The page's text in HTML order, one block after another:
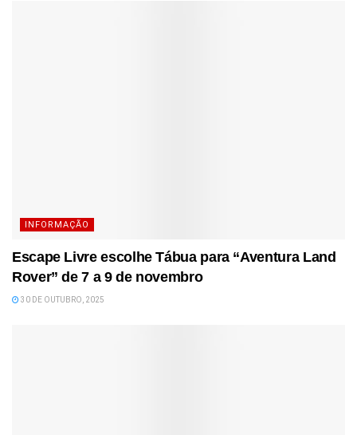
INFORMAÇÃO
Escape Livre escolhe Tábua para “Aventura Land
Rover” de 7 a 9 de novembro
30 DE OUTUBRO, 2025